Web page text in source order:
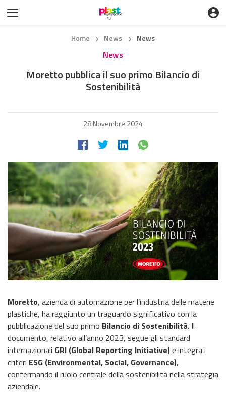
Home ❯ News ❯ News
News
Moretto pubblica il suo primo Bilancio di
Sostenibilità
28 Novembre 2024
Moretto, azienda di automazione per l’industria delle materie
plastiche, ha raggiunto un traguardo significativo con la
pubblicazione del suo primo Bilancio di Sostenibilità. Il
documento, relativo all’anno 2023, segue gli standard
internazionali GRI (Global Reporting Initiative)e integra i
criteri ESG (Environmental, Social, Governance),
confermando il ruolo centrale della sostenibilità nella strategia
aziendale.